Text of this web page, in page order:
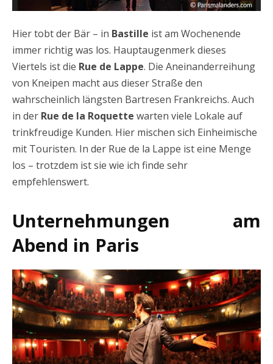
Hier tobt der Bär – in Bastille ist am Wochenende
immer richtig was los. Hauptaugenmerk dieses
Viertels ist die Rue de Lappe. Die Aneinanderreihung
von Kneipen macht aus dieser Straße den
wahrscheinlich längsten Bartresen Frankreichs. Auch
in der Rue de la Roquette warten viele Lokale auf
trinkfreudige Kunden. Hier mischen sich Einheimische
mit Touristen. In der Rue de la Lappe ist eine Menge
los – trotzdem ist sie wie ich finde sehr
empfehlenswert.
Unternehmungen am
Abend in Paris